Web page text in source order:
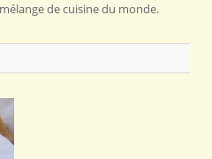
de cuisine du monde.